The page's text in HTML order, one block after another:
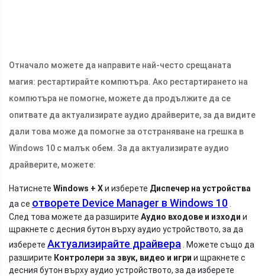
Отначало можете да направите най-често срещаната
магия: рестартирайте компютъра. Ако рестартирането на
компютъра не помогне, можете да продължите да се
опитвате да актуализирате аудио драйверите, за да видите
дали това може да помогне за отстраняване на грешка в
Windows 10 с малък обем. За да актуализирате аудио
драйверите, можете:
Натиснете Windows + Xи изберете Диспечер на устройства
да се отворете Device Manager в Windows 10
След това можете да разширите Аудио входове и изходи и
щракнете с десния бутон върху аудио устройството, за да
изберете Актуализирайте драйвера . Можете също да
разширите Контролери за звук, видео и игри и щракнете с
десния бутон върху аудио устройството, за да изберете